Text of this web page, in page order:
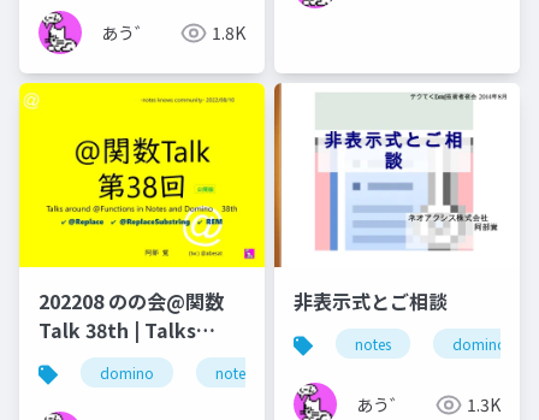
あう゛ 1.8K
202208 のの会@関数
Talk 38th | Talks
around @Functions
in Notes and Domino
domino notes
非表示式とご相談
notes domino
あう゛ 1.3K